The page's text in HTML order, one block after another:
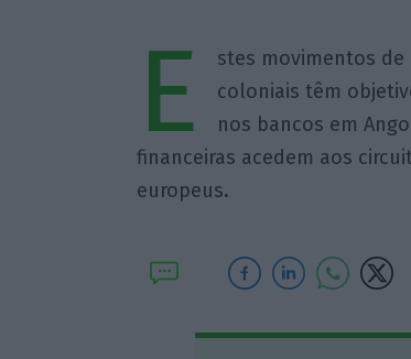
E
stes movimentos de
coloniais têm
nos bancos em
financeiras acedem aos
europeus.